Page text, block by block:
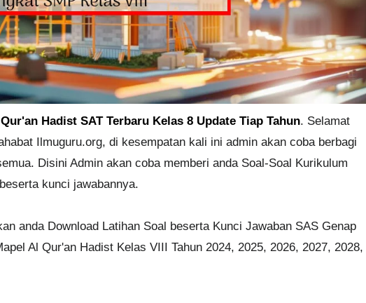
Hadist SAT Terbaru Kelas 8 Update Tiap Tahun. Selamat
Ilmuguru.org, di kesempatan kali ini admin akan coba berbagi
Disini Admin akan coba memberi anda Soal-Soal Kurikulum
kunci jawabannya.
anda Download Latihan Soal beserta Kunci Jawaban SAS Genap
Al Qur'an Hadist Kelas VIII Tahun 2024, 2025, 2026, 2027, 2028,